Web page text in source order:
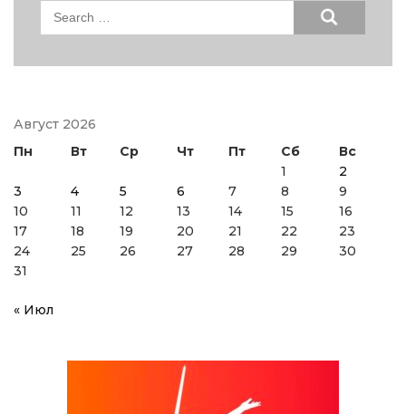
Search
Август 2026
Пн
Вт Ср Чт Пт Сб
Вс
1
2
3
4 5 6 7 8
9
10
11 12 13 14 15
16
17
18 19 20 21 22
23
24
25 26 27 28 29
30
31
« Июл